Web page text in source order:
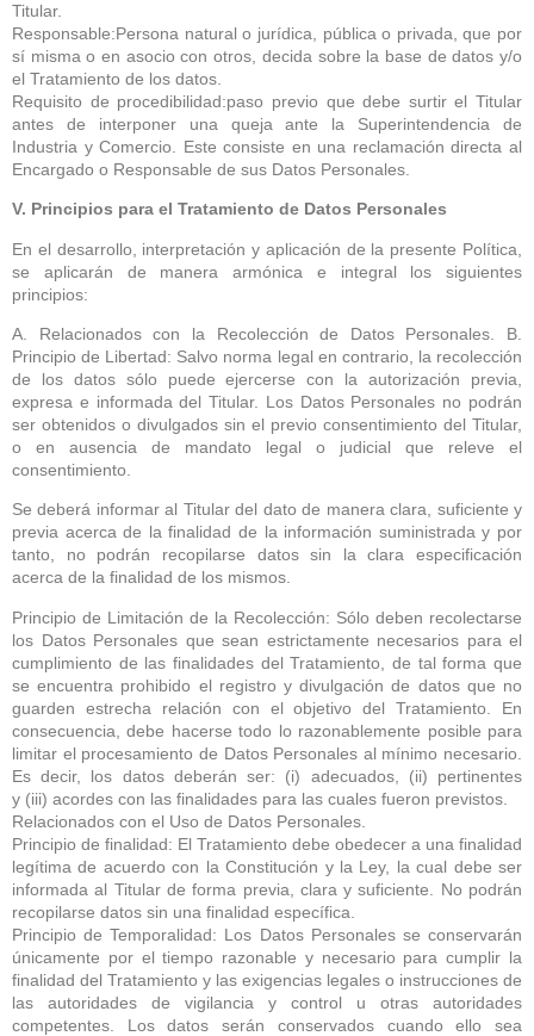
Titular.
Responsable:Persona natural o jurídica, pública o privada, que por
sí misma o en asocio con otros, decida sobre la base de datos y/o
el Tratamiento de los datos.
Requisito de procedibilidad:paso previo que debe surtir el Titular
antes de interponer una queja ante la Superintendencia de
Industria y Comercio. Este consiste en una reclamación directa al
Encargado o Responsable de sus Datos Personales.
V. Principios para el Tratamiento de Datos Personales
En el desarrollo, interpretación y aplicación de la presente Política,
se aplicarán de manera armónica e integral los siguientes
principios:
A. Relacionados con la Recolección de Datos Personales. B.
Principio de Libertad: Salvo norma legal en contrario, la recolección
de los datos sólo puede ejercerse con la autorización previa,
expresa e informada del Titular. Los Datos Personales no podrán
ser obtenidos o divulgados sin el previo consentimiento del Titular,
o en ausencia de mandato legal o judicial que releve el
consentimiento.
Se deberá informar al Titular del dato de manera clara, suficiente y
previa acerca de la finalidad de la información suministrada y por
tanto, no podrán recopilarse datos sin la clara especificación
acerca de la finalidad de los mismos.
Principio de Limitación de la Recolección: Sólo deben recolectarse
los Datos Personales que sean estrictamente necesarios para el
cumplimiento de las finalidades del Tratamiento, de tal forma que
se encuentra prohibido el registro y divulgación de datos que no
guarden estrecha relación con el objetivo del Tratamiento. En
consecuencia, debe hacerse todo lo razonablemente posible para
limitar el procesamiento de Datos Personales al mínimo necesario.
Es decir, los datos deberán ser: (i) adecuados, (ii) pertinentes
y (iii) acordes con las finalidades para las cuales fueron previstos.
Relacionados con el Uso de Datos Personales.
Principio de finalidad: El Tratamiento debe obedecer a una finalidad
legítima de acuerdo con la Constitución y la Ley, la cual debe ser
informada al Titular de forma previa, clara y suficiente. No podrán
recopilarse datos sin una finalidad específica.
Principio de Temporalidad: Los Datos Personales se conservarán
únicamente por el tiempo razonable y necesario para cumplir la
finalidad del Tratamiento y las exigencias legales o instrucciones de
las autoridades de vigilancia y control u otras autoridades
competentes. Los datos serán conservados cuando ello sea